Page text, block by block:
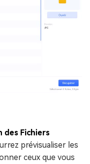
des Fichiers
prévisualiser les
ceux que vous